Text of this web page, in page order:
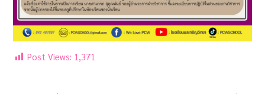
Post Views: 1,371